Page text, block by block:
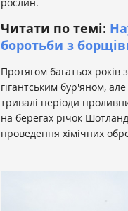
Читати по темі:
боротьби з
Протягом багатьох років
гігантським бур'яном,
тривалі періоди
на берегах річок
проведення хімічних